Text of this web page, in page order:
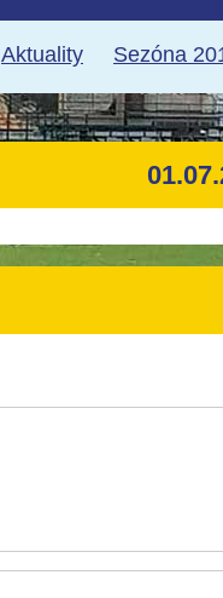
Aktuality Sezóna